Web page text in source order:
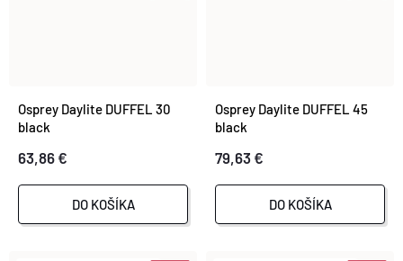
Osprey Daylite DUFFEL 30
black
63,86 €
DO KOŠÍKA
Osprey Daylite DUFFEL 45
black
79,63 €
DO KOŠÍKA